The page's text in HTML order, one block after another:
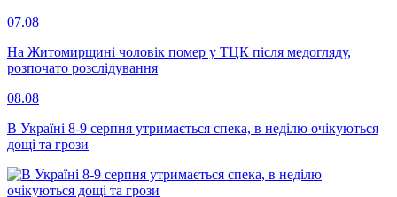
07.08
На Житомирщині чоловік помер у ТЦК після медогляду,
розпочато розслідування
08.08
В Україні 8-9 серпня утримається спека, в неділю очікуються
дощі та грози